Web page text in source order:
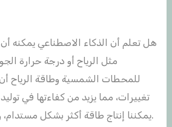
هل تعلم أن الذكاء الاصطناعي يمكنه
مثل الرياح أو درجة حرارة
للمحطات الشمسية وطاقة الرياح
تغييرات، مما يزيد من كفاءتها في
يمكننا إنتاج طاقة أكثر بشكل مستدام، وتخفيض نسبة الفاقد.